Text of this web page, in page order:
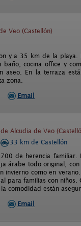
Veo (Castellón)
y a 35 km de la
cocina office y
En la terraza
zona.
Email
de Alcudia de Veo
33 km de Castellón
de herencia
árabe todo original, con
como en
para familias con
comodidad están
Email